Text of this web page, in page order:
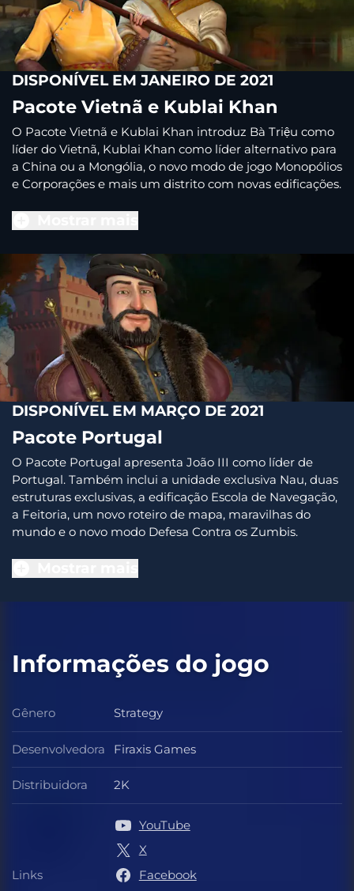
DISPONÍVEL EM JANEIRO DE 2021
Pacote Vietnã e Kublai Khan
O Pacote Vietnã e Kublai Khan introduz Bà Triệu como
líder do Vietnã, Kublai Khan como líder alternativo para
a China ou a Mongólia, o novo modo de jogo Monopólios
e Corporações e mais um distrito com novas edificações.
DISPONÍVEL EM MARÇO DE 2021
Pacote Portugal
O Pacote Portugal apresenta João III como líder de
Portugal. Também inclui a unidade exclusiva Nau, duas
estruturas exclusivas, a edificação Escola de Navegação,
a Feitoria, um novo roteiro de mapa, maravilhas do
mundo e o novo modo Defesa Contra os Zumbis.
Informações do jogo
Gênero Gênero
Strategy
Desenvolvedora Desenvolvedora
Firaxis Games
Distribuidora Distribuidora
2K
Links Links
YouTube
X
Facebook